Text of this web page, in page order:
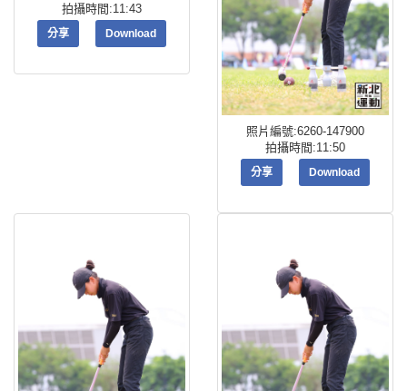
拍攝時間:11:43
分享 Download
照片編號:6260-147900
拍攝時間:11:50
分享 Download